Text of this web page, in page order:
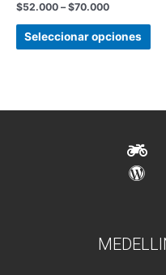
$52.000 –$70.000
Seleccionar opciones